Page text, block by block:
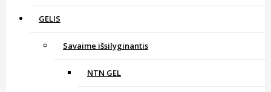
GELIS
Savaime išsilyginantis
NTN GEL